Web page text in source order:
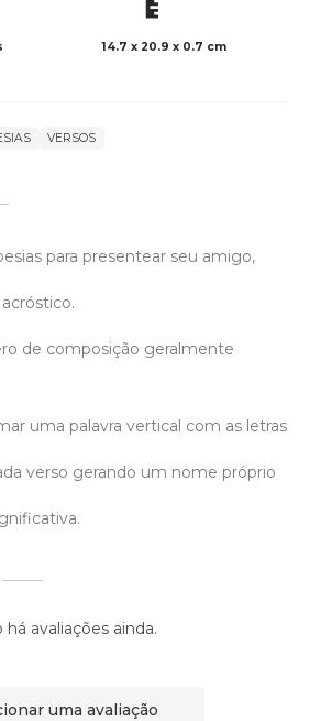
14.7 x 20.9 x 0.7 cm
VERSOS
para presentear seu amigo,
de composição geralmente
uma palavra vertical com as letras
verso gerando um nome próprio
há avaliações ainda.
uma avaliação